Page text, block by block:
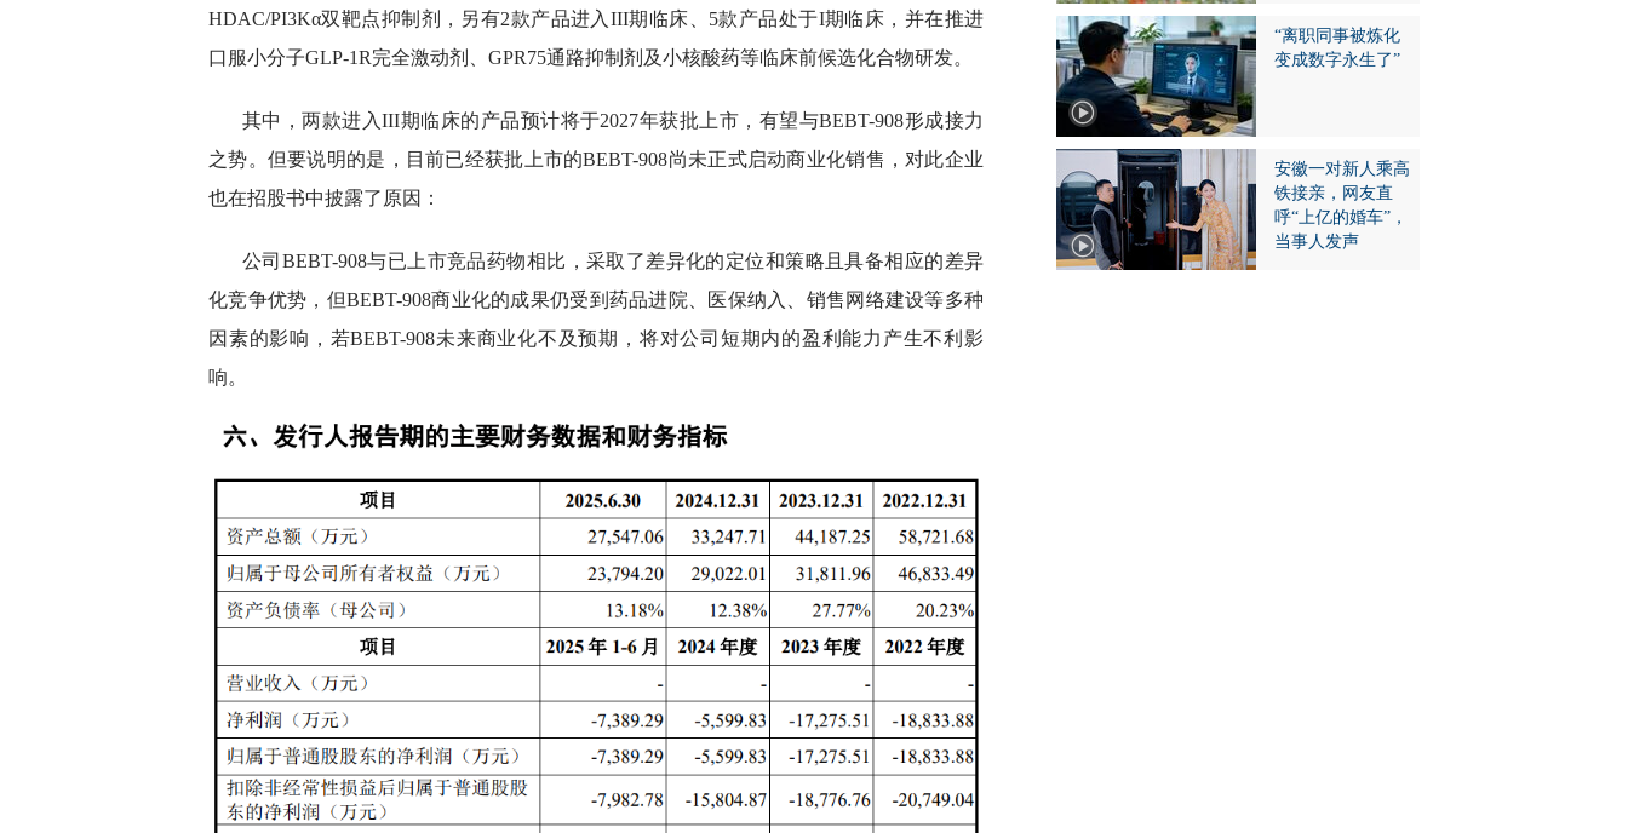
HDAC/PI3Kα双靶点抑制剂，另有2款产品进入III期临床、5款产品处于I期临床，并在推进
口服小分子GLP-1R完全激动剂、GPR75通路抑制剂及小核酸药等临床前候选化合物研发。
其中，两款进入III期临床的产品预计将于2027年获批上市，有望与BEBT-908形成接力
之势。但要说明的是，目前已经获批上市的BEBT-908尚未正式启动商业化销售，对此企业
也在招股书中披露了原因：
公司BEBT-908与已上市竞品药物相比，采取了差异化的定位和策略且具备相应的差异
化竞争优势，但BEBT-908商业化的成果仍受到药品进院、医保纳入、销售网络建设等多种
因素的影响，若BEBT-908未来商业化不及预期，将对公司短期内的盈利能力产生不利影
响。
“离职同事被炼化
变成数字永生了”
安徽一对新人乘高
铁接亲，网友直
呼“上亿的婚车”，
当事人发声